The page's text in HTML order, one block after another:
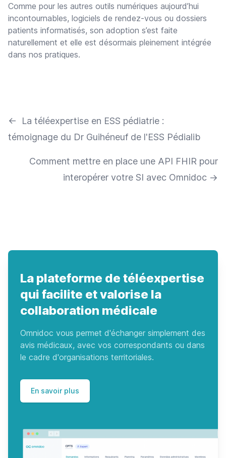
Comme pour les autres outils numériques aujourd’hui
incontournables, logiciels de rendez-vous ou dossiers
patients informatisés, son adoption s’est faite
naturellement et elle est désormais pleinement intégrée
dans nos pratiques.
←
La téléexpertise en ESS pédiatrie :
témoignage du Dr Guihéneuf de l'ESS Pédialib
Comment mettre en place une API FHIR pour
interopérer votre SI avec Omnidoc →
La plateforme de téléexpertise
qui facilite et valorise la
collaboration médicale
Omnidoc vous permet d'échanger simplement des
avis médicaux, avec vos correspondants ou dans
le cadre d'organisations territoriales.
En savoir plus